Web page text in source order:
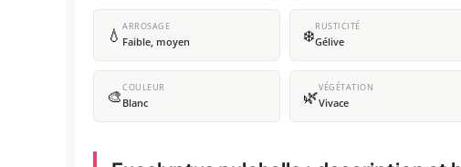
💧 ARROSAGE
Faible, moyen ❄️RUSTICITÉ
Gélive
🎨COULEUR
Blanc 🌿VÉGÉTATION
Vivace